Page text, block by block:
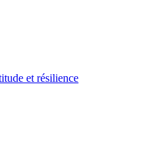
et résilience